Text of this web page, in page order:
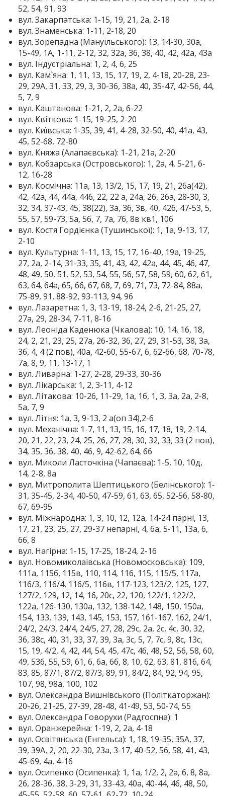
52, 54, 91, 93
вул. Закарпатська: 1-15, 19, 21, 2а, 2-18
вул. Знаменська: 1-11, 2-18, 20
вул. Зорепадна (Мануїльського): 13, 14-30, 30а,
15-49, 1A, 1-11, 2-12, 32, 32а, 36, 38, 40, 42, 42а, 43а
вул. Індустріальна: 1, 2, 4, 6, 25
вул. Кам`яна: 1, 11, 13, 15, 17, 19, 2, 4-18, 20-28, 23-
29, 29А, 31, 33, 29, 3, 30-36, 38а, 40, 35-47, 42-56, 44,
5, 7, 9
вул. Каштанова: 1-21, 2, 2а, 6-22
вул. Квіткова: 1-15, 19-25, 2-20
вул. Київська: 1-35, 39, 41, 4-28, 32-50, 40, 41а, 43,
45, 52-68, 72-80
вул. Княжа (Алапаєвська): 1-21, 21а, 2-20
вул. Кобзарська (Островського): 1, 2а, 4, 5-21, 6-
12, 16-28
вул. Космічна: 11а, 13, 13/2, 15, 17, 19, 21, 26а(42),
42, 42а, 44, 44а, 44б, 22, 22 а, 24а, 26, 26а, 28-30, 3,
32, 34, 37-43, 45, 38(22), 3а, 3б, 3в, 40, 42б, 47-53, 5,
55, 57, 59-73, 5а, 5б, 7, 7а, 7б, 8в кв1, 10б
вул. Костя Гордієнка (Тушинської): 1, 1а, 9-13, 17,
2-10
вул. Культурна: 1-11, 13, 15, 17, 16-40, 19а, 19-25,
27, 2а, 2-14, 31-33, 35, 41, 43, 42, 42а, 44, 45, 46, 47,
48, 49, 50, 51, 52, 53, 54, 55, 56, 57, 58, 59, 60, 62, 61,
63, 64, 64а, 65, 66, 67, 68, 7, 69, 71, 73, 72-84, 88а,
75-89, 91, 88-92, 93-113, 94, 96
вул. Лазаретна: 1, 3, 13-19, 18-24, 2-6, 21-25, 27,
27а, 29, 28-34, 7-11, 8-16
вул. Леоніда Каденюка (Чкалова): 10, 14, 16, 18,
24, 2, 21, 23, 25, 27а, 26-32, 36, 27, 29, 31-53, 38, 3а,
3б, 4, 4 (2 пов), 40а, 42-60, 55-67, 6, 62-66, 68, 70-78,
7а, 8, 9, 11, 13-17, 1
вул. Ливарна: 1-27, 2-28, 29-33, 30-36
вул. Лікарська: 1, 2, 3-11, 4-12
вул. Літакова: 10-26, 11-29, 1а, 1б, 1, 3, 3а, 2а, 2-8,
5а, 7, 9
вул. Літня: 1а, 3, 9-13, 2 а(оп 34),2-6
вул. Механічна: 1-7, 11, 13, 15, 16, 17, 18, 19, 2-14,
20, 21, 22, 23, 24, 25, 26, 27, 28, 30, 32, 33, 33 (2 пов),
34, 35, 36, 38, 40, 46, 9, 42-62, 64, 66
вул. Миколи Ласточкіна (Чапаєва): 1-5, 10, 10д,
14, 2-8, 8а
вул. Митрополита Шептицького (Белінського): 1-
31, 35-45, 2-34, 40-50, 47-59, 61, 63, 65, 52-56, 58-80,
67, 69-95
вул. Міжнародна: 1, 3, 10, 12, 12а, 14-24 парні, 13,
17, 21, 23, 25, 27, 29-37 непарні, 4, 6а, 5-11, 13а, 6,
6б, 8
вул. Нагірна: 1-15, 17-25, 18-24, 2-16
вул. Новомиколаївська (Новомосковська): 109,
111а, 115б, 115в, 110, 114, 116, 115, 115/5, 117а,
116/3, 116/4, 116/5, 116в, 117-123, 123/2, 125, 127,
127/2, 129, 12, 14, 16, 20с, 22, 120, 122/1, 122/2,
122а, 126-130, 130а, 132, 138-142, 148, 150, 150а,
154, 133, 139, 143, 145, 153, 157, 161-167, 162, 24/1,
24/2, 24/3, 24/4, 24/5, 27, 28, 29с, 2а, 2с, 4с, 30, 32,
36, 38с, 40, 31, 33, 37, 39, 3а, 3с, 5, 7, 7с, 9, 8с, 13с,
15, 19, 4/2, 4, 42, 44, 54, 45, 47с, 46, 48, 52, 56, 58, 60,
49, 53б, 55, 59, 61, 6, 6а, 6б, 8, 10, 62, 63, 81, 81б, 64,
83, 85, 87/1, 87/2, 87/3, 89, 91, 84/2, 84, 92, 94, 95,
107, 98, 98а, 100, 102
вул. Олександра Вишнівського (Політкаторжан):
20-26, 21-25, 27-39, 28-48, 41-49, 53, 50-74, 55
вул. Олександра Говорухи (Радгоспна): 1
вул. Оранжерейна: 1-19, 2, 2а, 4-18
вул. Освітянська (Енгельса): 1, 18, 19-35, 35А, 37,
39, 39А, 2, 20, 22-30, 23а, 3-17, 40-52, 56, 58, 41, 43,
45-69, 4а, 4-16
вул. Осипенко (Осипенка): 1, 1а, 1/2, 2, 2а, 6, 8, 8а,
26, 28-36, 38, 3-29, 31, 33-43, 40а, 40-44, 46, 48, 50,